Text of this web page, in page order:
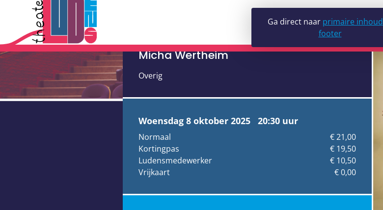
Ga direct naar primaire inhoud
footer
JE BEZOEK
Micha Wertheim voor
iedereen (try-out)
Micha Wertheim
Overig
woensdag 8 oktober 2025 20:30 uur
Normaal
€ 21,00
Kortingpas
€ 19,50
Ludensmedewerker
€ 10,50
Vrijkaart
€ 0,00